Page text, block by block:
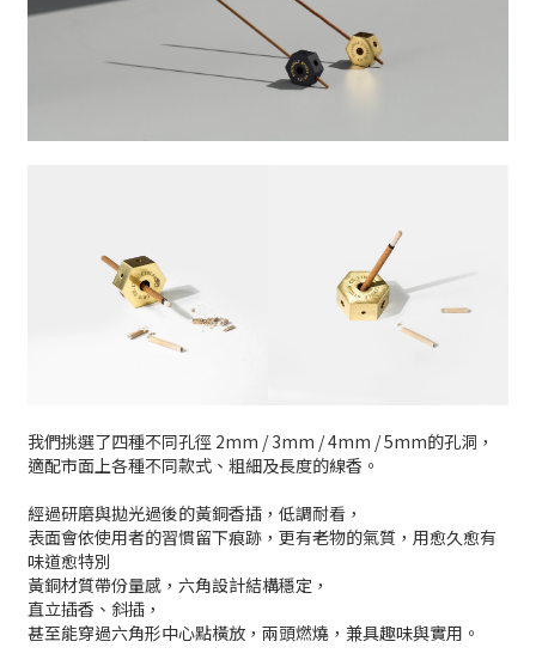
我們挑選了四種不同孔徑 2mm / 3mm / 4mm / 5mm的孔洞，
適配市面上各種不同款式、粗細及長度的線香。
經過研磨與拋光過後的黃銅香插，低調耐看，
表面會依使用者的習慣留下痕跡，更有老物的氣質，用愈久愈有
味道愈特別
黃銅材質帶份量感，六角設計結構穩定，
直立插香、斜插，
甚至能穿過六角形中心點橫放，兩頭燃燒，兼具趣味與實用。